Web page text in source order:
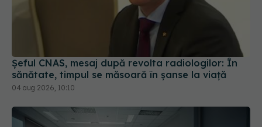
Șeful CNAS, mesaj după revolta radiologilor: În
sănătate, timpul se măsoară în șanse la viață
04 aug 2026, 10:10